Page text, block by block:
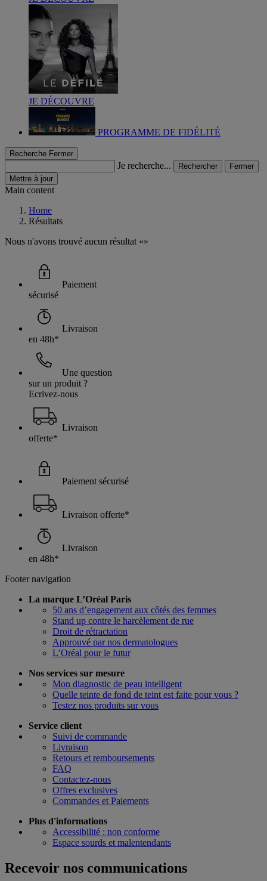
JE DÉCOUVRE
PROGRAMME DE FIDÉLITÉ
Recherche Fermer
Je recherche... Rechercher
Fermer
Mettre à jour
Main content
Home
Résultats
Nous n'avons trouvé aucun résultat
Paiement
sécurisé
Livraison
en 48h*
Une question
sur un produit ?
Ecrivez-nous
Livraison
offerte*
Paiement sécurisé
Livraison offerte*
Livraison
en 48h*
Footer navigation
La marque L’Oréal Paris
50 ans d’engagement aux côtés des femmes
Stand up contre le harcèlement de rue
Droit de rétractation
Approuvé par nos dermatologues
L’Oréal pour le futur
Nos services sur mesure
Mon diagnostic de peau intelligent
Quelle teinte de fond de teint est faite pour vous ?
Testez nos produits sur vous
Service client
Suivi de commande
Livraison
Retours et remboursements
FAQ
Contactez-nous
Offres exclusives
Commandes et Paiements
Plus d'informations
Accessibilité : non conforme
Espace sourds et malentendants
Recevoir nos communications